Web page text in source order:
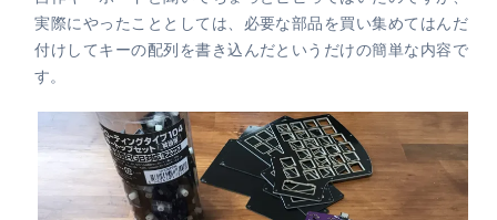
実際にやったこととしては、必要な部品を買い集めてはんだ
付けしてキーの配列を書き込んだというだけの簡単な内容で
す。